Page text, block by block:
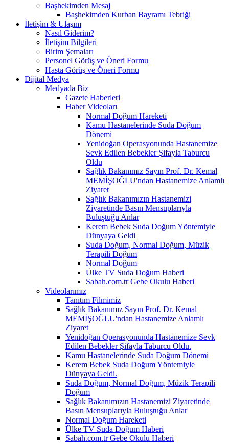
Başhekimden Mesaj
Başhekimden Kurban Bayramı Tebriği
İletişim & Ulaşım
Nasıl Giderim?
İletişim Bilgileri
Birim Şemaları
Personel Görüş ve Öneri Formu
Hasta Görüş ve Öneri Formu
Dijital Medya
Medyada Biz
Gazete Haberleri
Haber Videoları
Normal Doğum Hareketi
Kamu Hastanelerinde Suda Doğum
Dönemi
Yenidoğan Operasyonunda Hastanemize
Sevk Edilen Bebekler Şifayla Taburcu
Oldu
Sağlık Bakanımız Sayın Prof. Dr. Kemal
MEMİŞOĞLU'ndan Hastanemize Anlamlı
Ziyaret
Sağlık Bakanımızın Hastanemizi
Ziyaretinde Basın Mensuplarıyla
Buluştuğu Anlar
Kerem Bebek Suda Doğum Yöntemiyle
Dünyaya Geldi
Suda Doğum, Normal Doğum, Müzik
Terapili Doğum
Normal Doğum
Ülke TV Suda Doğum Haberi
Sabah.com.tr Gebe Okulu Haberi
Videolarımız
Tanıtım Filmimiz
Sağlık Bakanımız Sayın Prof. Dr. Kemal
MEMİŞOĞLU'ndan Hastanemize Anlamlı
Ziyaret
Yenidoğan Operasyonunda Hastanemize Sevk
Edilen Bebekler Şifayla Taburcu Oldu.
Kamu Hastanelerinde Suda Doğum Dönemi
Kerem Bebek Suda Doğum Yöntemiyle
Dünyaya Geldi.
Suda Doğum, Normal Doğum, Müzik Terapili
Doğum
Sağlık Bakanımızın Hastanemizi Ziyaretinde
Basın Mensuplarıyla Buluştuğu Anlar
Normal Doğum Hareketi
Ülke TV Suda Doğum Haberi
Sabah.com.tr Gebe Okulu Haberi